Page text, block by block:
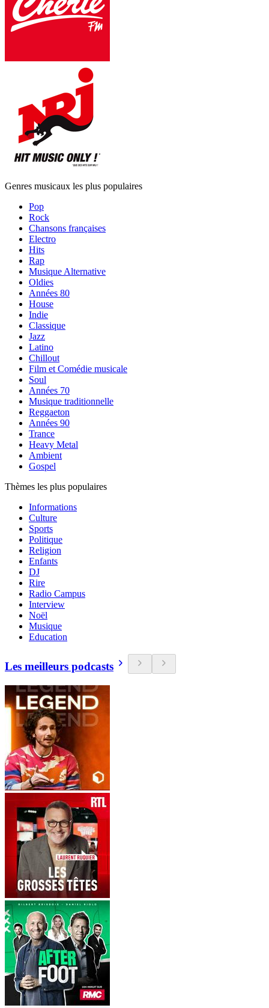
Genres musicaux les plus populaires
Pop
Rock
Chansons françaises
Electro
Hits
Rap
Musique Alternative
Oldies
Années 80
House
Indie
Classique
Jazz
Latino
Chillout
Film et Comédie musicale
Soul
Années 70
Musique traditionnelle
Reggaeton
Années 90
Trance
Heavy Metal
Ambient
Gospel
Thèmes les plus populaires
Informations
Culture
Sports
Politique
Religion
Enfants
DJ
Rire
Radio Campus
Interview
Noël
Musique
Education
Les meilleurs podcasts